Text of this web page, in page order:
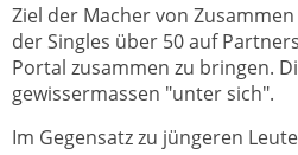
Ziel der Macher von
der Singles über 50 auf
Portal zusammen zu bringen.
gewissermassen "unter sich".
Im Gegensatz zu jüngeren